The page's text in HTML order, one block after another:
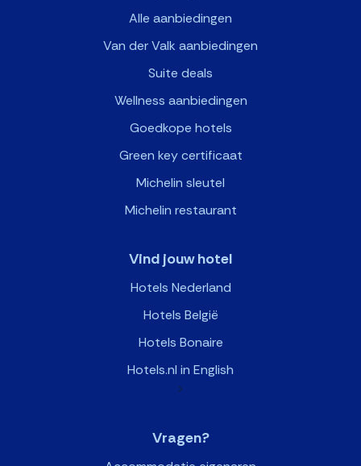
Alle aanbiedingen
Van der Valk aanbiedingen
Suite deals
Wellness aanbiedingen
Goedkope hotels
Green key certificaat
Michelin sleutel
Michelin restaurant
Vind jouw hotel
Hotels Nederland
Hotels België
Hotels Bonaire
Hotels.nl in English
>
Vragen?